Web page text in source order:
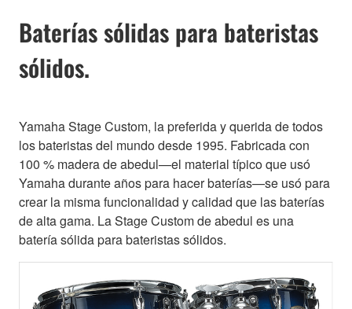
Baterías sólidas para bateristas
sólidos.
Yamaha Stage Custom, la preferida y querida de todos
los bateristas del mundo desde 1995. Fabricada con
100 % madera de abedul—el material típico que usó
Yamaha durante años para hacer baterías—se usó para
crear la misma funcionalidad y calidad que las baterías
de alta gama. La Stage Custom de abedul es una
batería sólida para bateristas sólidos.